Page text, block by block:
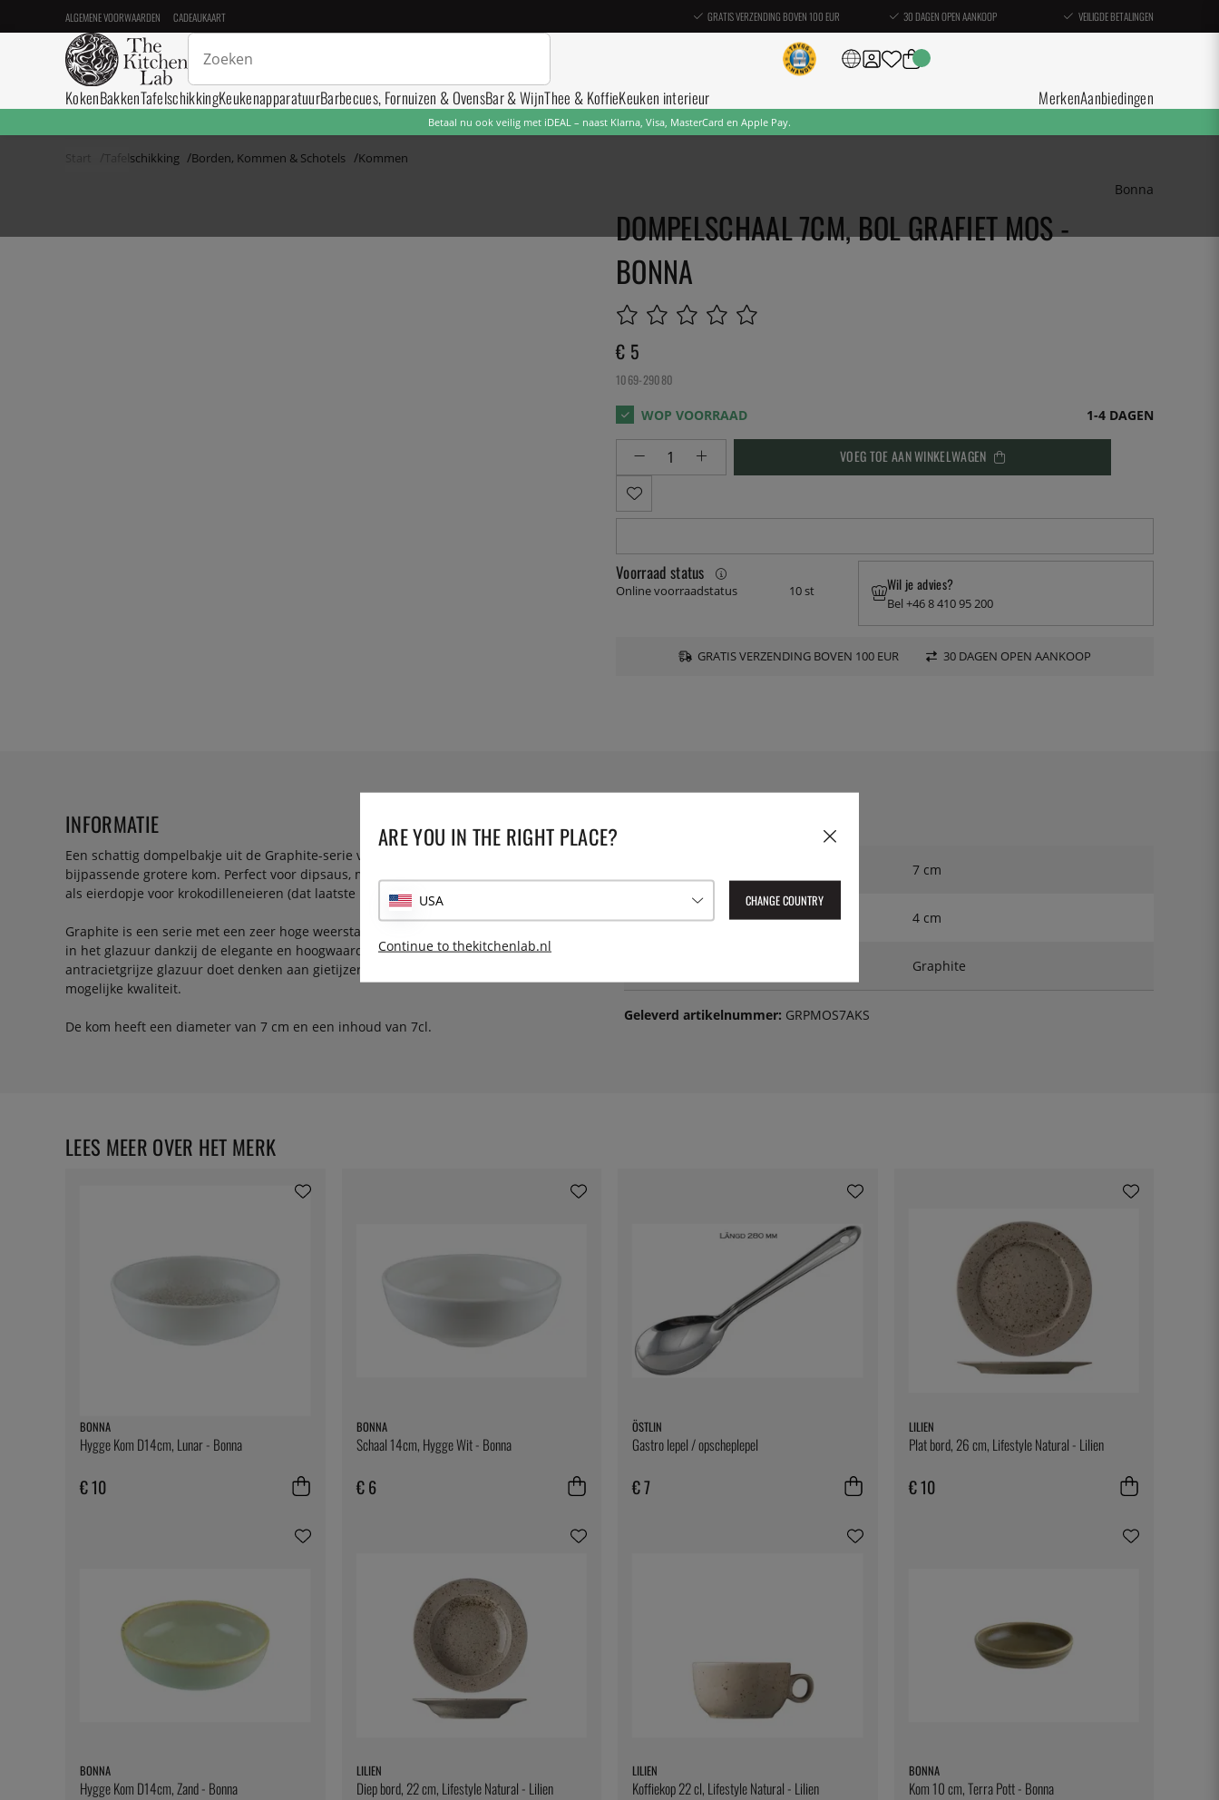
ALGEMENE VOORWAARDEN CADEAUKAART GRATIS VERZENDING BOVEN 100 EUR 30 DAGEN OPEN AANKOOP VEILIGDE BETALINGEN
KokenBakkenTafelschikkingKeukenapparatuurBarbecues, Fornuizen & OvensBar & WijnThee & KoffieKeuken interieur MerkenAanbiedingen
Betaal nu ook veilig met iDEAL – naast Klarna, Visa, MasterCard en Apple Pay.
Start Tafelschikking Borden, Kommen & Schotels Kommen
Bonna
DOMPELSCHAAL 7CM, BOL GRAFIET MOS -
BONNA
€ 5
1069-29080
1-4 DAGEN
VOEG TOE AAN WINKELWAGEN
Voorraad status
Online voorraadstatus 10 st Wil je advies?
Bel +46 8 410 95 200
GRATIS VERZENDING BOVEN 100 EUR 30 DAGEN OPEN AANKOOP
INFORMATIE
Een schattig dompelbakje uit de Graphite-serie van Jonna, als aanvulling op de
bijpassende grotere kom. Perfect voor dipsaus, mayonaise, soja, olijfpitten/spuwbak of
als eierdopje voor krokodilleneieren (dat laatste is een slechte poging tot humor).
Graphite is een serie met een zeer hoge weerstand tegen krassen en beschadigingen
in het glazuur dankzij de elegante en hoogwaardige afwerking. Het matte
antracietgrijze glazuur doet denken aan gietijzer of steengoed en is van de hoogst
mogelijke kwaliteit.
De kom heeft een diameter van 7 cm en een inhoud van 7cl.
7 cm
Hoogte: 4 cm
Graphite
Geleverd artikelnummer: GRPMOS7AKS
BONNA
Hygge Kom D14cm, Lunar - Bonna
€ 10
BONNA
Schaal 14cm, Hygge Wit - Bonna
€ 6
ÖSTLIN
Gastro lepel / opscheplepel
€ 7
LILIEN
Plat bord, 26 cm, Lifestyle Natural - Lilien
€ 10
BONNA
Hygge Kom D14cm, Zand - Bonna
LILIEN
Diep bord, 22 cm, Lifestyle Natural - Lilien
LILIEN
Koffiekop 22 cl, Lifestyle Natural - Lilien
BONNA
Kom 10 cm, Terra Pott - Bonna
LEES MEER OVER HET MERK
ARE YOU IN THE RIGHT PLACE?
USA CHANGE COUNTRY
Continue to thekitchenlab.nl